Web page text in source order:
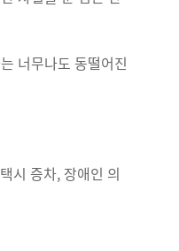
너무나도 동떨어진
시 증차, 장애인 의